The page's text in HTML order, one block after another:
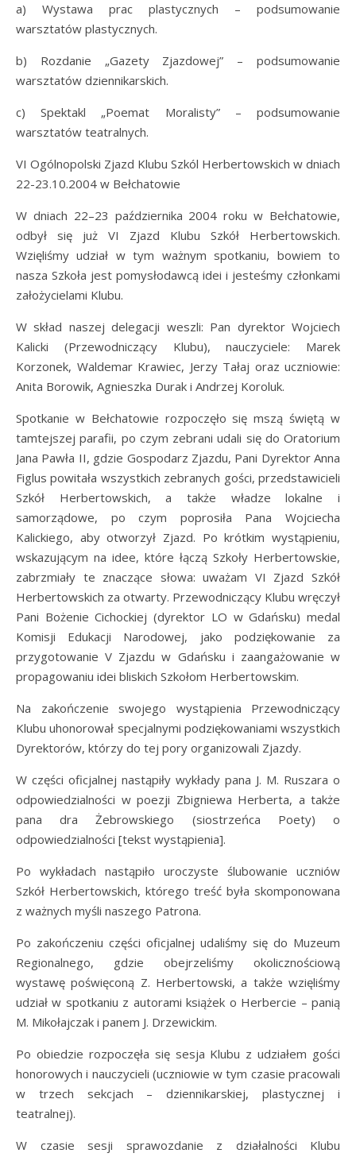
a) Wystawa prac plastycznych – podsumowanie
warsztatów plastycznych.
b) Rozdanie „Gazety Zjazdowej” – podsumowanie
warsztatów dziennikarskich.
c) Spektakl „Poemat Moralisty” – podsumowanie
warsztatów teatralnych.
VI Ogólnopolski Zjazd Klubu Szkól Herbertowskich w dniach
22-23.10.2004 w Bełchatowie
W dniach 22–23 października 2004 roku w Bełchatowie,
odbył się już VI Zjazd Klubu Szkół Herbertowskich.
Wzięliśmy udział w tym ważnym spotkaniu, bowiem to
nasza Szkoła jest pomysłodawcą idei i jesteśmy członkami
założycielami Klubu.
W skład naszej delegacji weszli: Pan dyrektor Wojciech
Kalicki (Przewodniczący Klubu), nauczyciele: Marek
Korzonek, Waldemar Krawiec, Jerzy Tałaj oraz uczniowie:
Anita Borowik, Agnieszka Durak i Andrzej Koroluk.
Spotkanie w Bełchatowie rozpoczęło się mszą świętą w
tamtejszej parafii, po czym zebrani udali się do Oratorium
Jana Pawła II, gdzie Gospodarz Zjazdu, Pani Dyrektor Anna
Figlus powitała wszystkich zebranych gości, przedstawicieli
Szkół Herbertowskich, a także władze lokalne i
samorządowe, po czym poprosiła Pana Wojciecha
Kalickiego, aby otworzył Zjazd. Po krótkim wystąpieniu,
wskazującym na idee, które łączą Szkoły Herbertowskie,
zabrzmiały te znaczące słowa: uważam VI Zjazd Szkół
Herbertowskich za otwarty. Przewodniczący Klubu wręczył
Pani Bożenie Cichockiej (dyrektor LO w Gdańsku) medal
Komisji Edukacji Narodowej, jako podziękowanie za
przygotowanie V Zjazdu w Gdańsku i zaangażowanie w
propagowaniu idei bliskich Szkołom Herbertowskim.
Na zakończenie swojego wystąpienia Przewodniczący
Klubu uhonorował specjalnymi podziękowaniami wszystkich
Dyrektorów, którzy do tej pory organizowali Zjazdy.
W części oficjalnej nastąpiły wykłady pana J. M. Ruszara o
odpowiedzialności w poezji Zbigniewa Herberta, a także
pana dra Żebrowskiego (siostrzeńca Poety) o
odpowiedzialności [tekst wystąpienia].
Po wykładach nastąpiło uroczyste ślubowanie uczniów
Szkół Herbertowskich, którego treść była skomponowana
z ważnych myśli naszego Patrona.
Po zakończeniu części oficjalnej udaliśmy się do Muzeum
Regionalnego, gdzie obejrzeliśmy okolicznościową
wystawę poświęconą Z. Herbertowski, a także wzięliśmy
udział w spotkaniu z autorami książek o Herbercie – panią
M. Mikołajczak i panem J. Drzewickim.
Po obiedzie rozpoczęła się sesja Klubu z udziałem gości
honorowych i nauczycieli (uczniowie w tym czasie pracowali
w trzech sekcjach – dziennikarskiej, plastycznej i
teatralnej).
W czasie sesji sprawozdanie z działalności Klubu